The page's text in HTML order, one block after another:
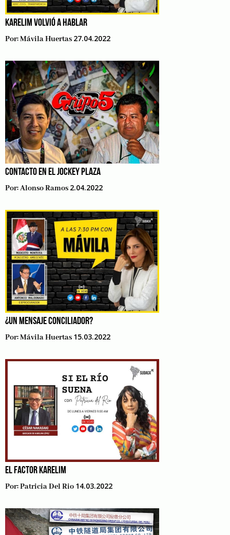
KARELIM VOLVIÓ A HABLAR
Por:Mávila Huertas 27.04.2022
CONTACTO EN EL JOCKEY PLAZA
Por:Alonso Ramos 2.04.2022
¿UN MENSAJE CONCILIADOR?
Por:Mávila Huertas 15.03.2022
EL FACTOR KARELIM
Por:Patricia Del Rio 14.03.2022